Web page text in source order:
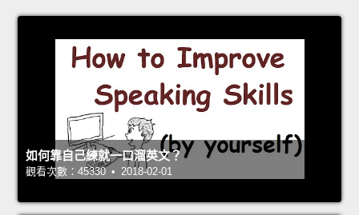
如何靠自己練就一口溜英文？
觀看次數：45330 • 2018-02-01